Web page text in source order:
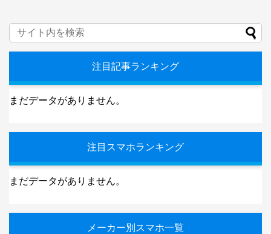
注目記事ランキング
まだデータがありません。
注目スマホランキング
まだデータがありません。
メーカー別スマホ一覧